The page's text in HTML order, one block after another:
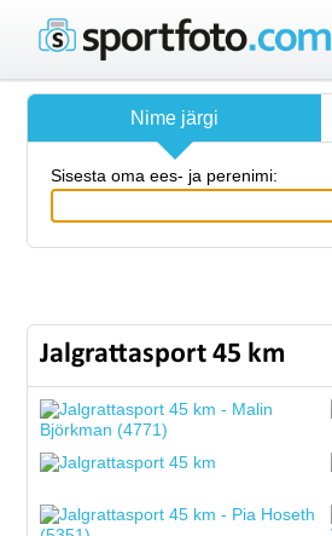
Nime järgi
Sisesta oma ees- ja perenimi:
Jalgrattasport 45 km